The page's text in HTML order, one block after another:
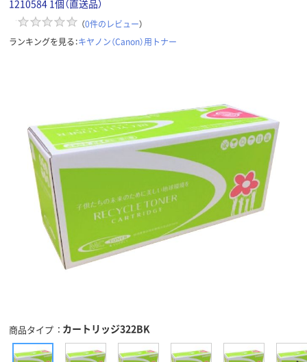
1210584 1個（直送品）
（0件のレビュー）
ランキングを見る：キヤノン（Canon）用トナー
商品タイプ カートリッジ322BK